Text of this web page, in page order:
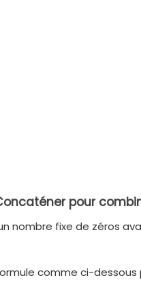
pour
nombre fixe de zéros
comme ci-